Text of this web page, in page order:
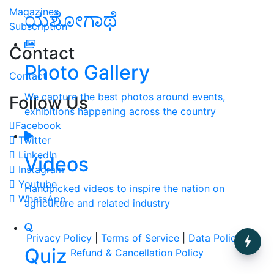
ಯಶೋಗಾಥೆ
Photo Gallery
We capture the best photos around events,
exhibitions happening across the country
Videos
Handpicked videos to inspire the nation on
agriculture and related industry
Quiz
Magazines
Subscription
Contact
Contact
Follow Us
Facebook
Twitter
LinkedIn
Instagram
Youtube
WhatsApp
Privacy Policy Terms of Service Data Policy
|
Refund & Cancellation Policy